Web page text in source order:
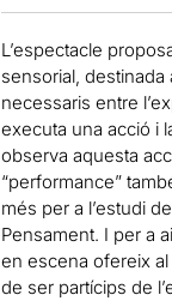
L’espectacle
sensorial, destinada
necessaris entre
executa una acció i
observa aquesta
“performance”
més per a l’estudi
Pensament. I per a
en escena ofereix al
de ser partícips de